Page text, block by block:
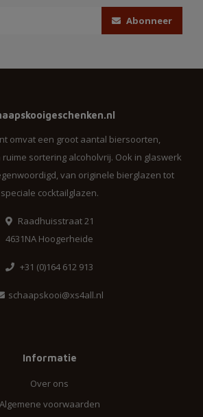
Abonneer
omvat een groot aantal biersoorten,
sortering alcoholvrij. Ook in glaswerk
van originele bierglazen tot
speciale cocktailglazen.
Raadhuisstraat 21
4631NA Hoogerheide
+31 (0)164 612 913
schaapskooi@xs4all.nl
Informatie
Over ons
Algemene voorwaarden